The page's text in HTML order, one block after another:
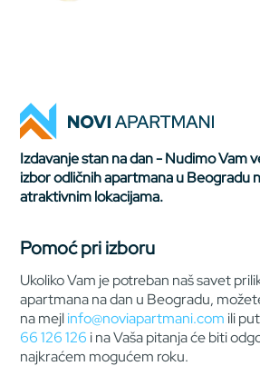
Izdavanje stan na dan - Nudimo Vam
izbor odličnih apartmana u Beogradu
atraktivnim lokacijama.
Pomoć pri izboru
Ukoliko Vam je potreban naš savet
apartmana na dan u Beogradu,
na mejlinfo@noviapartmani.com ili
66 126 126 i na Vaša pitanja će biti
najkraćem mogućem roku.